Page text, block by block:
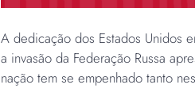
A dedicação dos Estados Unidos
a invasão da Federação Russa
nação tem se empenhado tanto